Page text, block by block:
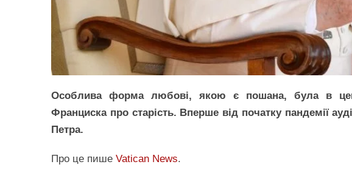
Особлива форма любові, якою є пошана, була в
Франциска про старість. Вперше від початку пандемії
Петра.
Про це пише Vatican News.